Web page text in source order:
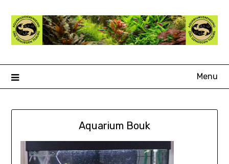
naar
inhoud
Menu
Aquarium Bouk